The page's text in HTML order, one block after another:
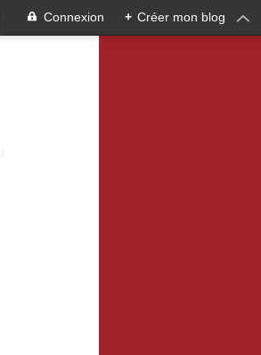
Connexion + Créer mon blog